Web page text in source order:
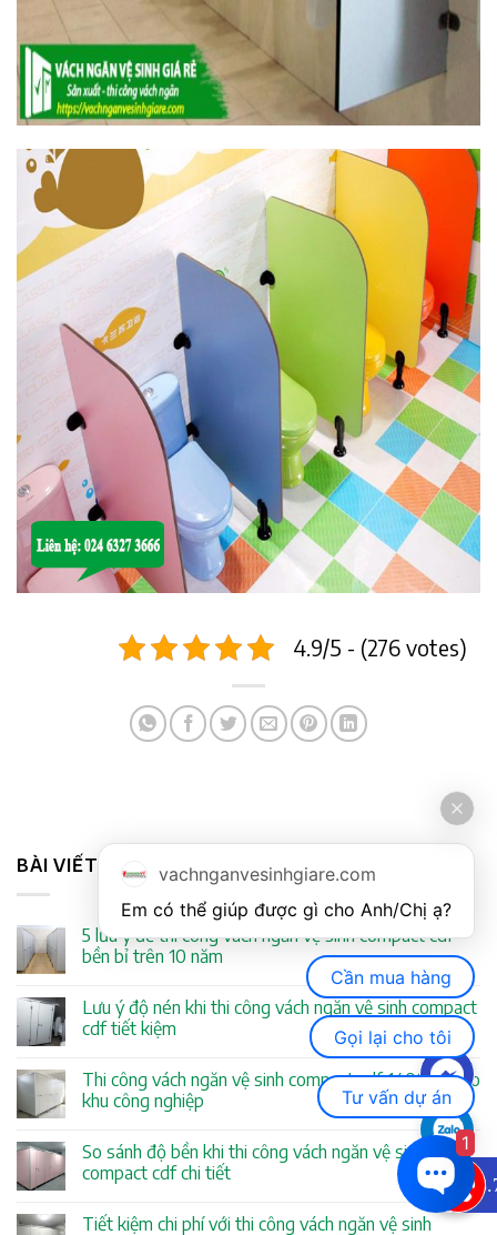
4.9/5 - (276 votes)
BÀI VIẾT MỚI NHẤT
5 lưu ý để thi công vách ngăn vệ sinh compact cdf
bền bỉ trên 10 năm
Lưu ý độ nén khi thi công vách ngăn vệ sinh compact
cdf tiết kiệm
Thi công vách ngăn vệ sinh compact cdf 1400psi cho
khu công nghiệp
So sánh độ bền khi thi công vách ngăn vệ sinh
compact cdf chi tiết
Tiết kiệm chi phí với thi công vách ngăn vệ sinh
vachnganvesinhgiare.com
Cần mua hàng
Gọi lại cho tôi
Tư vấn dự án
1